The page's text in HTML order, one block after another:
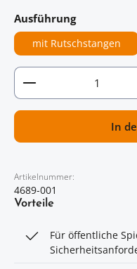
Ausführungauswählen
mit Rutschstangen
Artikel Anzahl: Gib
In
Artikelnummer:
4689-001
Vorteile
Für öffentliche